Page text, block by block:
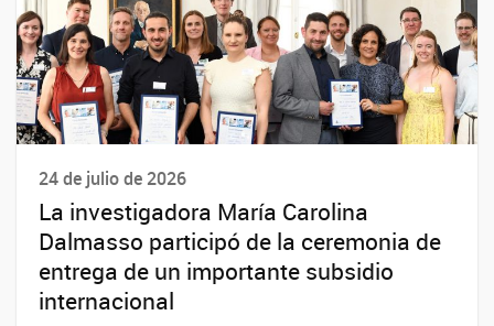
24 de julio de 2026
La investigadora María Carolina
Dalmasso participó de la ceremonia de
entrega de un importante subsidio
internacional